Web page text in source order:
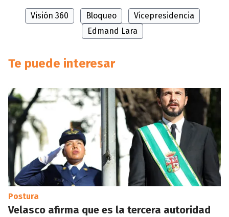
Visión 360 Bloqueo
Vicepresidencia
Edmand Lara
Te puede interesar
Postura
Velasco afirma que es la tercera autoridad